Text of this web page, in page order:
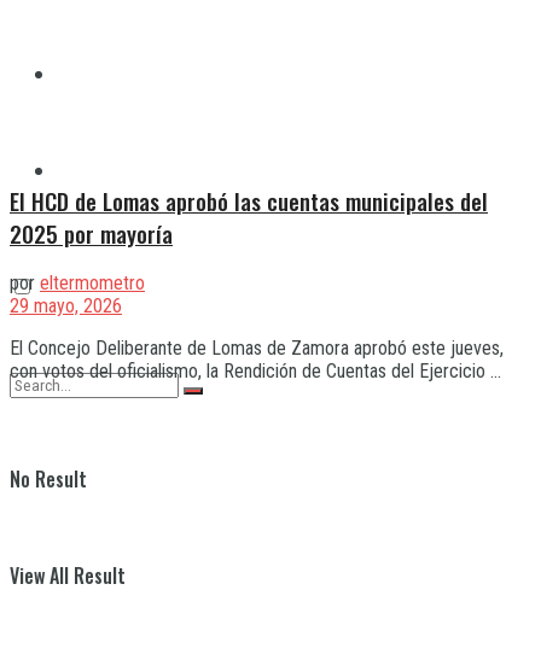
No Result
View All Result
El HCD de Lomas aprobó las cuentas municipales del
2025 por mayoría
por eltermometro
29 mayo, 2026
El Concejo Deliberante de Lomas de Zamora aprobó este jueves,
con votos del oficialismo, la Rendición de Cuentas del Ejercicio ...